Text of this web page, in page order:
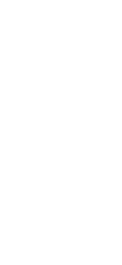
Наш сайт